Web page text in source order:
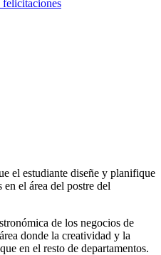
felicitaciones
el estudiante diseñe y planifique
en el área del postre del
de los negocios de
donde la creatividad y la
en el resto de departamentos.